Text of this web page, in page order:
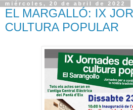
miércoles, 20 de abril de 2022
EL MARGALLÓ: IX
CULTURA POPULAR